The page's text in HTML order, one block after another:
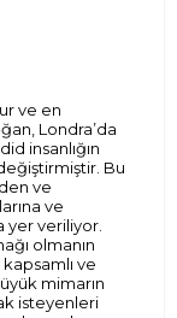
ve en
Londra’da
insanlığın
Bu
ve
ve
yer veriliyor.
olmanın
kapsamlı ve
mimarın
isteyenleri